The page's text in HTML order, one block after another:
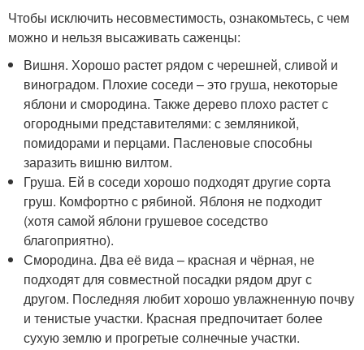
Чтобы исключить несовместимость, ознакомьтесь, с чем
можно и нельзя высаживать саженцы:
Вишня. Хорошо растет рядом с черешней, сливой и
виноградом. Плохие соседи – это груша, некоторые
яблони и смородина. Также дерево плохо растет с
огородными представителями: с земляникой,
помидорами и перцами. Пасленовые способны
заразить вишню вилтом.
Груша. Ей в соседи хорошо подходят другие сорта
груш. Комфортно с рябиной. Яблоня не подходит
(хотя самой яблони грушевое соседство
благоприятно).
Смородина. Два её вида – красная и чёрная, не
подходят для совместной посадки рядом друг с
другом. Последняя любит хорошо увлажненную почву
и тенистые участки. Красная предпочитает более
сухую землю и прогретые солнечные участки.